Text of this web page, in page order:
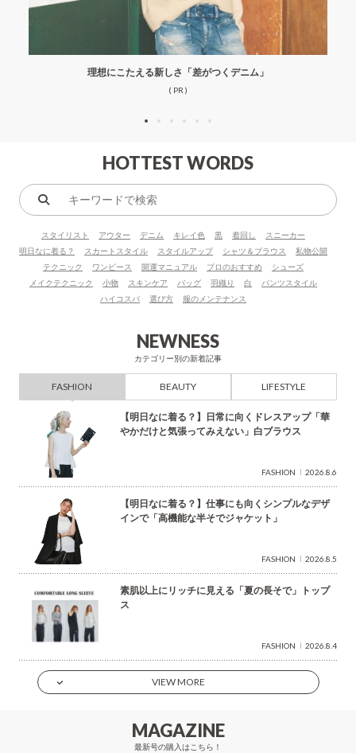
理想にこたえる新しさ「差がつくデニム」
( PR )
HOTTEST WORDS
キ
ワ
ー
ド
で
スタイリスト アウター デニム キレイ色 黒 着回し
スニーカー
明日なに着る？
スカートスタイル スタイルアップ シャツ＆ブラウス
私物公開
テクニック
ワンピース 開運マニュアル プロのおすすめ
シューズ
メイクテクニック
小物 スキンケア バッグ 羽織り 白
パンツスタイル
ハイコスパ
選び方 服のメンテナンス
NEWNESS
カテゴリー別の新着記事
FASHION BEAUTY LIFESTYLE
【明日なに着る？】日常に向くドレスアップ「華
やかだけと気張ってみえない」白ブラウス
FASHION 2026.8.6
【明日なに着る？】仕事にも向くシンプルなデザ
インで「高機能な半そでジャケット」
FASHION 2026.8.5
素肌以上にリッチに見える「夏の長そで」トップ
ス
FASHION 2026.8.4
VIEW MORE
MAGAZINE
最新号の購入はこちら！